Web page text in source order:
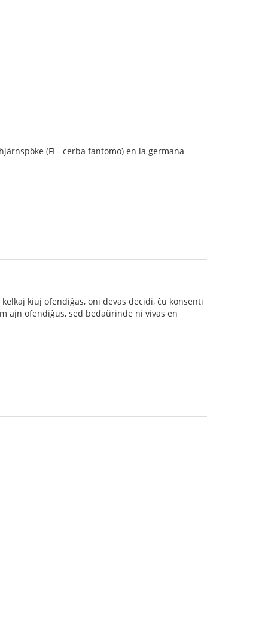
(FI - cerba fantomo) en la germana
kiuj ofendiĝas, oni devas decidi, ĉu konsenti
ajn ofendiĝus, sed bedaŭrinde ni vivas en